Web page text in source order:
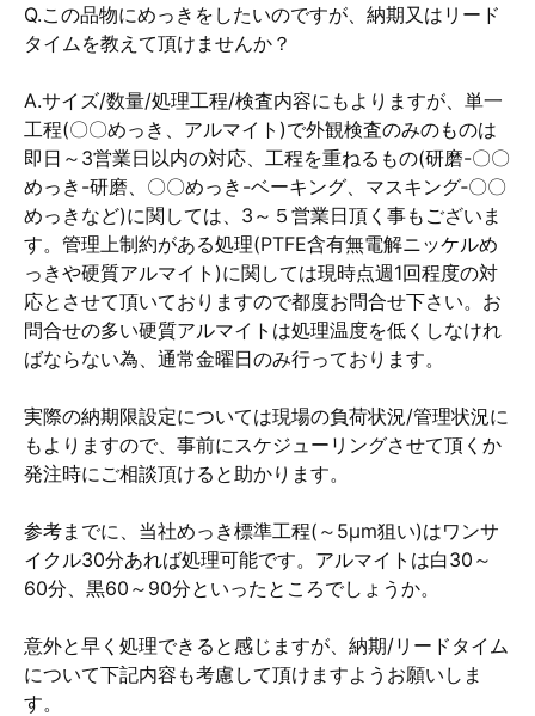
Q.この品物にめっきをしたいのですが、納期又はリード
タイムを教えて頂けませんか？
A.サイズ/数量/処理工程/検査内容にもよりますが、単一
工程(〇〇めっき、アルマイト)で外観検査のみのものは
即日～3営業日以内の対応、工程を重ねるもの(研磨-〇〇
めっき-研磨、〇〇めっき-ベーキング、マスキング‐〇〇
めっきなど)に関しては、3～５営業日頂く事もございま
す。管理上制約がある処理(PTFE含有無電解ニッケルめ
っきや硬質アルマイト)に関しては現時点週1回程度の対
応とさせて頂いておりますので都度お問合せ下さい。お
問合せの多い硬質アルマイトは処理温度を低くしなけれ
ばならない為、通常金曜日のみ行っております。
実際の納期限設定については現場の負荷状況/管理状況に
もよりますので、事前にスケジューリングさせて頂くか
発注時にご相談頂けると助かります。
参考までに、当社めっき標準工程(～5μm狙い)はワンサ
イクル30分あれば処理可能です。アルマイトは白30～
60分、黒60～90分といったところでしょうか。
意外と早く処理できると感じますが、納期/リードタイム
について下記内容も考慮して頂けますようお願いしま
す。